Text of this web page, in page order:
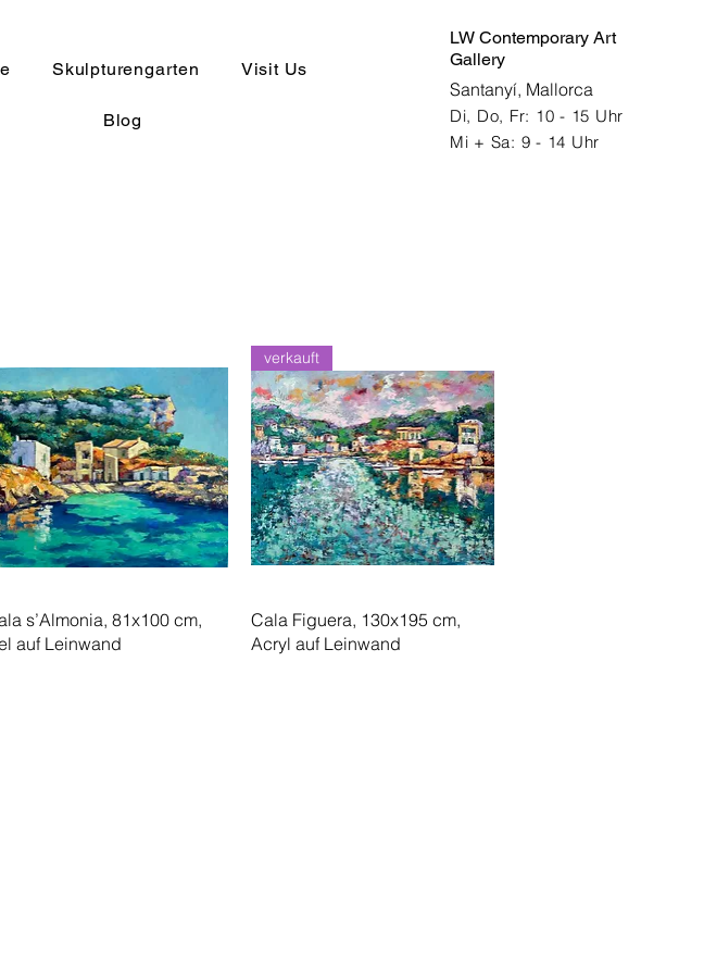
LW Contemporary Art
Gallery
Santanyí, Mallorca
Di, Do, Fr: 10 - 15 Uhr
Mi + Sa: 9 - 14 Uhr
Skulpturengarten Visit Us
Blog
Schnellansicht
s’Almonia, 81x100 cm,
auf Leinwand
Schnellansicht
verkauft
Cala Figuera, 130x195 cm,
Acryl auf Leinwand